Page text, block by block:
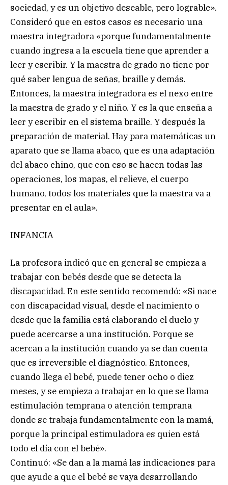
sociedad, y es un objetivo deseable, pero lograble».
Consideró que en estos casos es necesario una
maestra integradora «porque fundamentalmente
cuando ingresa a la escuela tiene que aprender a
leer y escribir. Y la maestra de grado no tiene por
qué saber lengua de señas, braille y demás.
Entonces, la maestra integradora es el nexo entre
la maestra de grado y el niño. Y es la que enseña a
leer y escribir en el sistema braille. Y después la
preparación de material. Hay para matemáticas un
aparato que se llama abaco, que es una adaptación
del abaco chino, que con eso se hacen todas las
operaciones, los mapas, el relieve, el cuerpo
humano, todos los materiales que la maestra va a
presentar en el aula».
INFANCIA
La profesora indicó que en general se empieza a
trabajar con bebés desde que se detecta la
discapacidad. En este sentido recomendó: «Si nace
con discapacidad visual, desde el nacimiento o
desde que la familia está elaborando el duelo y
puede acercarse a una institución. Porque se
acercan a la institución cuando ya se dan cuenta
que es irreversible el diagnóstico. Entonces,
cuando llega el bebé, puede tener ocho o diez
meses, y se empieza a trabajar en lo que se llama
estimulación temprana o atención temprana
donde se trabaja fundamentalmente con la mamá,
porque la principal estimuladora es quien está
todo el día con el bebé».
Continuó: «Se dan a la mamá las indicaciones para
que ayude a que el bebé se vaya desarrollando